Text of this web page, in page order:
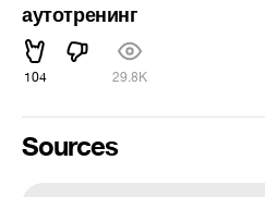
аутотренинг
104 29.8K
Sources